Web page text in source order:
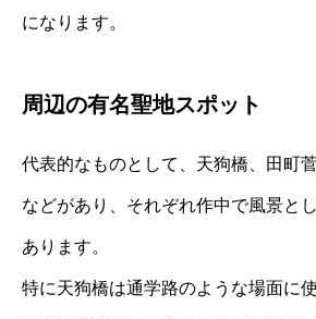
になります。
周辺の有名聖地スポット
代表的なものとして、天狗橋、田町
などがあり、それぞれ作中で風景と
あります。
特に天狗橋は通学路のような場面に